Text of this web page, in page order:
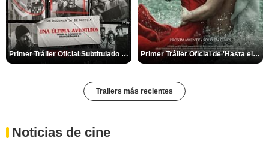
Primer Tráiler Oficial Subtitulado de 'Una última aventura: Detrás de cámaras de Stranger Things 5' Primer Tráiler Oficial de 'Hasta el fin del mundo'
Trailers más recientes
Noticias de cine